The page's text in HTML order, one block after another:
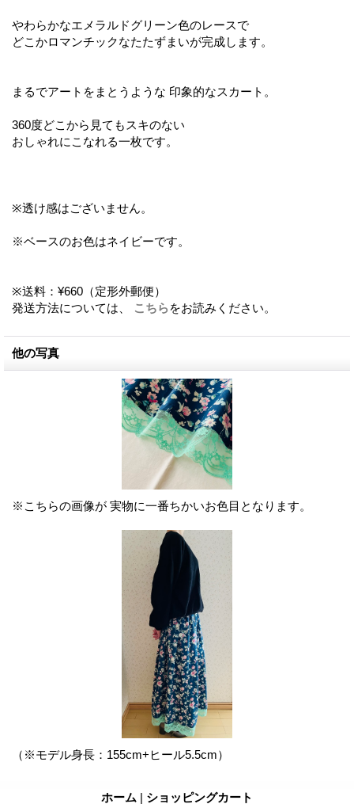
やわらかなエメラルドグリーン色のレースで
どこかロマンチックなたたずまいが完成します。
まるでアートをまとうような 印象的なスカート。
360度どこから見てもスキのない
おしゃれにこなれる一枚です。
※透け感はございません。
※ベースのお色はネイビーです。
※送料：¥660（定形外郵便）
発送方法については、
こちらをお読みください。
他の写真
※こちらの画像が 実物に一番ちかいお色目となります。
（※モデル身長：155cm+ヒール5.5cm）
ホーム | ショッピングカート